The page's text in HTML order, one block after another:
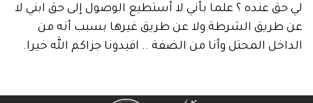
عنده ؟ علما بأني لا أستطيع الوصول إلى حق ابني لا
الشرطة ولا عن طريق غيرها بسبب أنه من
المحتل وأنا من الضفة .. افيدونا جزاكم الله خيرا.